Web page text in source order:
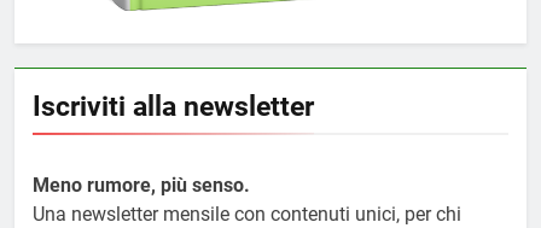
Iscriviti alla newsletter
Meno rumore, più senso.
Una newsletter mensile con contenuti unici, per chi